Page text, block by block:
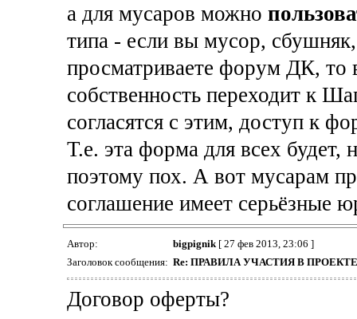
а для мусаров можно
типа - если вы мусор,
просматриваете форум ДК, то
собственность переходит к
согласятся с этим, доступ к
Т.е. эта форма для всех будет,
поэтому пох. А вот мусарам
соглашение имеет серьёзные
Автор: bigpignik[ 27 фев 2013, 23:06 ]
Заголовок сообщения: Re: ПРАВИЛА УЧАСТИЯ В
Договор оферты?